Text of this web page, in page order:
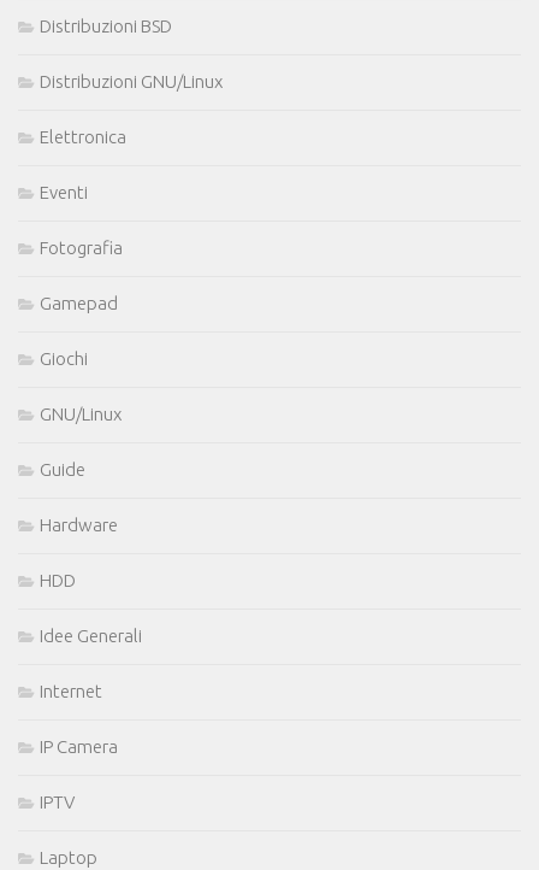
Distribuzioni BSD
Distribuzioni GNU/Linux
Elettronica
Eventi
Fotografia
Gamepad
Giochi
GNU/Linux
Guide
Hardware
HDD
Idee Generali
Internet
IP Camera
IPTV
Laptop